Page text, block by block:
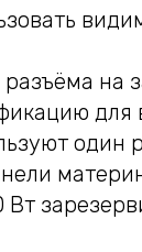
на
для
один